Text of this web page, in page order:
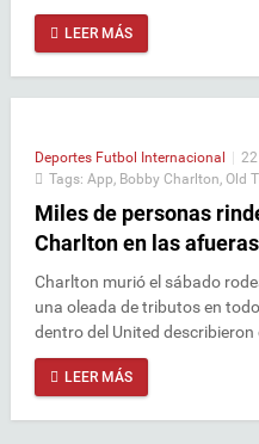
LEER MÁS
Deportes Futbol Internacional |
Tags: App Bobby Charlton Old
Miles de personas
Charlton en las
Charlton murió el sábado
una oleada de tributos en
dentro del United describieron
LEER MÁS